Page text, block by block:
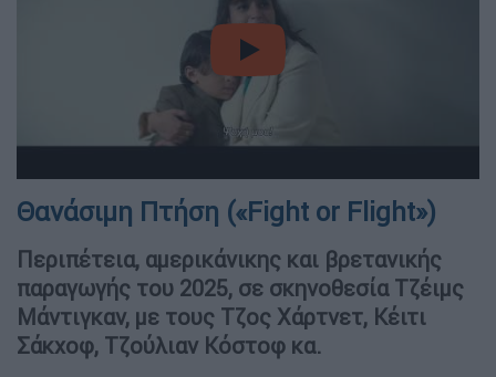
video
Θανάσιμη Πτήση («Fight or Flight»)
Περιπέτεια, αμερικάνικης και βρετανικής
παραγωγής του 2025, σε σκηνοθεσία Τζέιμς
Μάντιγκαν, με τους Τζος Χάρτνετ, Κέιτι
Σάκχοφ, Tζούλιαν Κόστοφ κα.